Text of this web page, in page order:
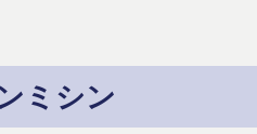
ミシン